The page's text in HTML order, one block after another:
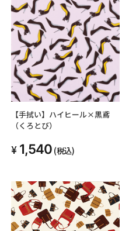
【手拭い】ハイヒール×黒鳶
（くろとび）
1,540 (税込)